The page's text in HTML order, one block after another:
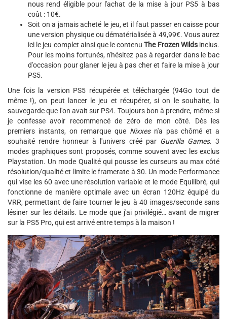
nous rend éligible pour l'achat de la mise à jour PS5 à bas
coût : 10€.
Soit on a jamais acheté le jeu, et il faut passer en caisse pour
une version physique ou dématérialisée à 49,99€. Vous aurez
ici le jeu complet ainsi que le contenuThe Frozen Wildsinclus.
Pour les moins fortunés, n'hésitez pas à regarder dans le bac
d'occasion pour glaner le jeu à pas cher et faire la mise à jour
PS5.
Une fois la version PS5 récupérée et téléchargée (94Go tout de
même !), on peut lancer le jeu et récupérer, si on le souhaite, la
sauvegarde que l'on avait sur PS4. Toujours bon à prendre, même si
je confesse avoir recommencé de zéro de mon côté. Dès les
premiers instants, on remarque que Nixxes n'a pas chômé et a
souhaité rendre honneur à l'univers créé par Guerilla Games. 3
modes graphiques sont proposés, comme souvent avec les exclus
Playstation. Un mode Qualité qui pousse les curseurs au max côté
résolution/qualité et limite le framerate à 30. Un mode Performance
qui vise les 60 avec une résolution variable et le mode Equilibré, qui
fonctionne de manière optimale avec un écran 120Hz équipé du
VRR, permettant de faire tourner le jeu à 40 images/seconde sans
lésiner sur les détails. Le mode que j'ai privilégié… avant de migrer
sur la PS5 Pro, qui est arrivé entre temps à la maison !